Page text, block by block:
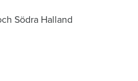
Södra Halland